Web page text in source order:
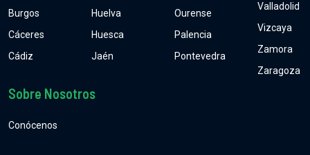
Burgos
Cáceres
Cádiz
Huelva
Huesca
Jaén
Ourense
Palencia
Pontevedra
Valladolid
Vizcaya
Zamora
Zaragoza
Sobre Nosotros
Conócenos